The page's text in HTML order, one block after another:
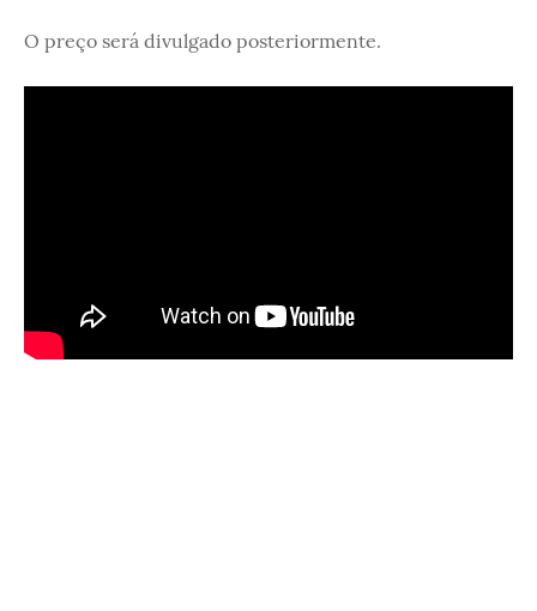
O preço será divulgado posteriormente.